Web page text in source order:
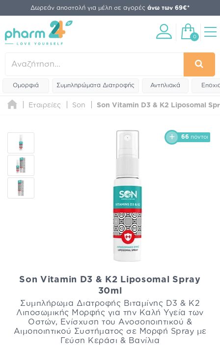
Δωρεάν αποστολή για μέλη σε αγορές άνω των 69€*
0
Ομορφιά Συμπληρώματα Διατροφής Αντηλιακά
Εταιρείες Son Son Vitamin D3 & K2 Liposomal
66 πόντοι
Son Vitamin D3 & K2 Liposomal Spray
30ml
Συμπλήρωμα Διατροφής Βιταμίνης D3 & K2
Λιποσωμικής Μορφής για την Καλή Υγεία των
Οστών, Ενίσχυση του Ανοσοποιητικού &
Αιμοποιητικού Συστήματος σε Μορφή Spray με
Γεύση Κεράσι & Βανίλια